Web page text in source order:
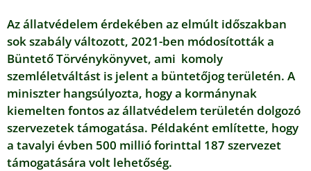
Az állatvédelem érdekében az elmúlt időszakban
sok szabály változott, 2021-ben módosították a
Büntető Törvénykönyvet, ami komoly
szemléletváltást is jelent a büntetőjog területén. A
miniszter hangsúlyozta, hogy a kormánynak
kiemelten fontos az állatvédelem területén dolgozó
szervezetek támogatása. Példaként említette, hogy
a tavalyi évben 500 millió forinttal 187 szervezet
támogatására volt lehetőség.